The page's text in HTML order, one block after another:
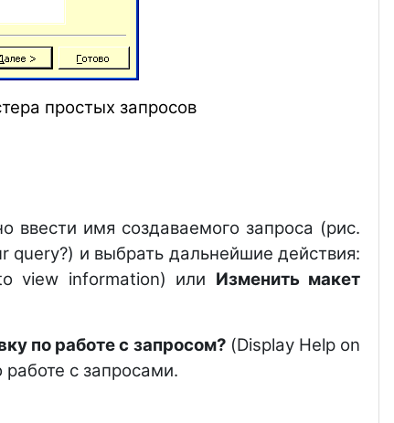
простых запросов
имя создаваемого запроса (рис.
query?) и выбрать дальнейшие действия:
view information) или Изменить макет
по работе с запросом? (Display Help on
с запросами.